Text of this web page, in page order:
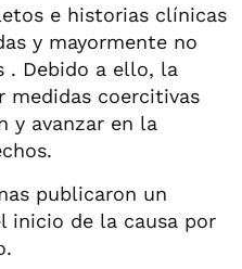
e historias clínicas
y mayormente no
. Debido a ello, la
medidas coercitivas
y avanzar en la